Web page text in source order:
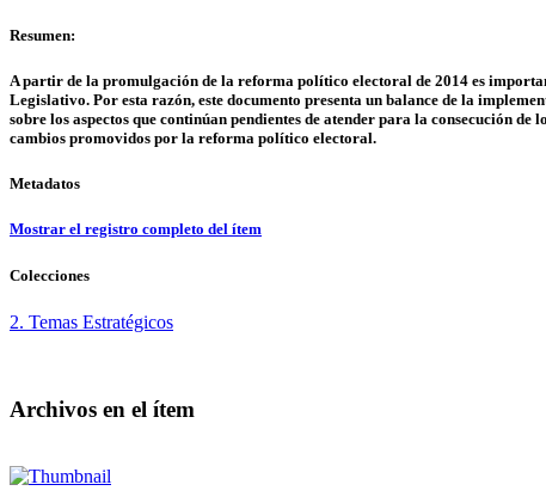
Resumen:
A partir de la promulgación de la reforma político electoral de 2014 es
Legislativo. Por esta razón, este documento presenta un balance de la
sobre los aspectos que continúan pendientes de atender para la consecución
cambios promovidos por la reforma político electoral.
Metadatos
Mostrar el registro completo del ítem
Colecciones
2. Temas Estratégicos
Archivos en el ítem